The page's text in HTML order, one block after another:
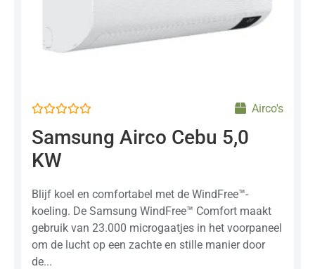
0
uit
5
Airco's
Samsung Airco Cebu 5,0
KW
Blijf koel en comfortabel met de WindFree™-
koeling. De Samsung WindFree™ Comfort maakt
gebruik van 23.000 microgaatjes in het voorpaneel
om de lucht op een zachte en stille manier door
de...